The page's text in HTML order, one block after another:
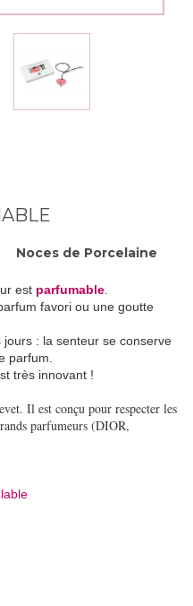
Noces de Porcelaine
est parfumable.
favori ou une goutte
: la senteur se conserve
parfum.
très innovant !
Il est conçu pour respecter les
parfumeurs (DIOR,